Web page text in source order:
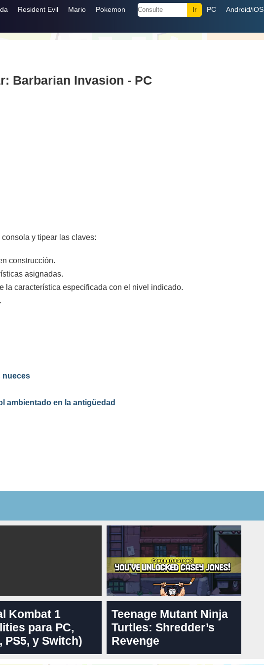
Resident Evil Mario Pokemon PC Android/iOS
Barbarian Invasion - PC
y tipear las claves:
construcción.
asignadas.
la característica especificada con el nivel indicado.
nueces
ambientado en la antigüedad
Kombat 1
para PC,
PS5, y Switch)
Teenage Mutant Ninja
Turtles: Shredder’s
Revenge